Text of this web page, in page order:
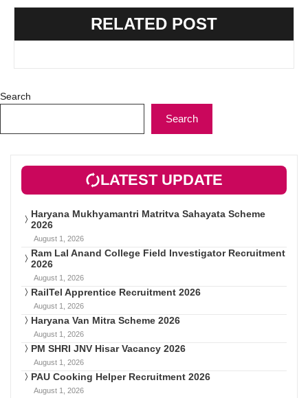
RELATED POST
Search
Search
LATEST UPDATE
Haryana Mukhyamantri Matritva Sahayata Scheme
2026
August 1, 2026
Ram Lal Anand College Field Investigator Recruitment
2026
August 1, 2026
RailTel Apprentice Recruitment 2026
August 1, 2026
Haryana Van Mitra Scheme 2026
August 1, 2026
PM SHRI JNV Hisar Vacancy 2026
August 1, 2026
PAU Cooking Helper Recruitment 2026
August 1, 2026